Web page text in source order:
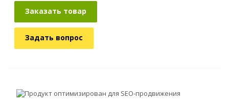
Заказать товар
Задать вопрос
Продукт оптимизирован для SEO-продвижения